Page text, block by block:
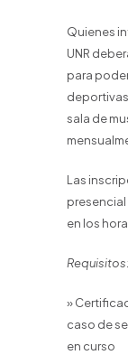
Quienes
UNR
para
sala de
Las
presencial
en los
Requisitos:
»
caso de
en curso